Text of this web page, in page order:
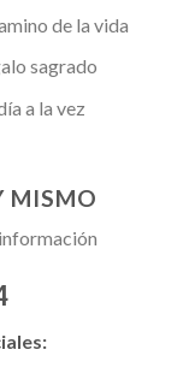
de la vida
sagrado
a la vez
MISMO